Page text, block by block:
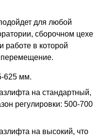
для любой
сборочном цехе
работе в которой
перемещение.
625 мм.
на стандартный,
регулировки: 500-700
на высокий, что